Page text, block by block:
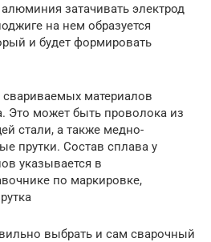
затачивать электрод
на нем образуется
и будет формировать
материалов
Это может быть проволока из
стали, а также медно-
прутки. Состав сплава у
указывается в
по маркировке,
выбрать и сам сварочный